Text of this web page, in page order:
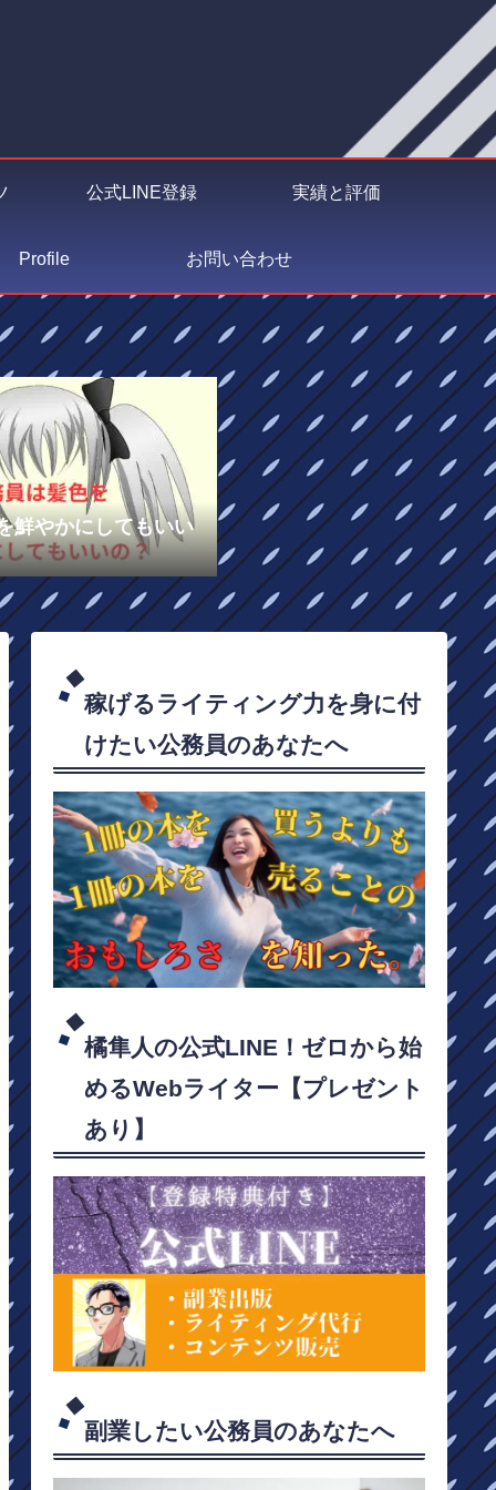
公式LINE登録 実績と評価
Profile お問い合わせ
鮮やかにしてもいい
稼げるライティング力を身に付
けたい公務員のあなたへ
橘隼人の公式LINE！ゼロから始
めるWebライター【プレゼント
あり】
副業したい公務員のあなたへ